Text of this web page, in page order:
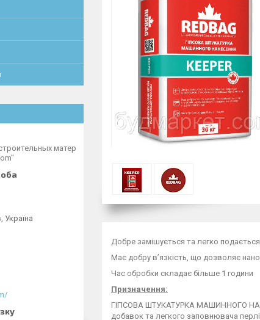
Добре замішується та легко
Має добру в’язкість, що дозволяє
Час обробки складає більше 1 години
Призначення:
ГІПСОВА ШТУКАТУРКА МАШИННОГО
добавок та легкого заповнювача
матер
Україна